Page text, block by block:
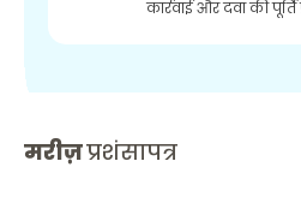
कार्रवाई और दवा की पूर्ति
मरीज़प्रशंसापत्र